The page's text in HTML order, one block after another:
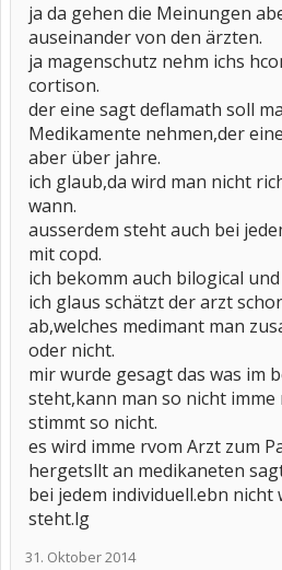
ja da gehen die Meinungen
auseinander von den ärzten.
ja magenschutz nehm ichs
cortison.
der eine sagt deflamath soll
Medikamente nehmen,der
aber über jahre.
ich glaub,da wird man nicht
wann.
ausserdem steht auch bei
mit copd.
ich bekomm auch bilogical
ich glaus schätzt der arzt
ab,welches medimant man
oder nicht.
mir wurde gesagt das was im
steht,kann man so nicht imme
stimmt so nicht.
es wird imme rvom Arzt zum
hergetsllt an medikaneten
bei jedem individuell.ebn
steht.lg
31. Oktober 2014